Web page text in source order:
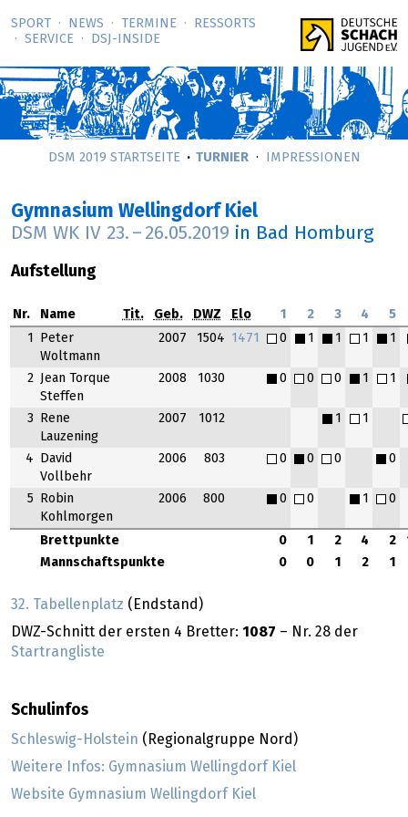
SPORT NEWS TERMINE
RESSORTS
SERVICE
DSJ-­INSIDE
DSM 2019 STARTSEITE TURNIER IMPRESSIONEN
Gymnasium Wellingdorf Kiel
DSM WK IV 23. – 26.05.2019 in Bad Homburg
Aufstellung
Nr. Name Tit. Geb. DWZ Elo 1 2 3 4 5
Brettpunkte 0 1 2 4 2
Mannschaftspunkte
0 0 1 2 1
1
Peter
Woltmann
2007 1504 1471 0 1 1 1 1
2
Jean Torque
Steffen
2008 1030 0 0 0 1 1
3
Rene
Lauzening
2007 1012 1 1
4
David
Vollbehr
2006 803 0 0 0 0
5
Robin
Kohlmorgen
2006 800 0 0 1 0
32. Tabellenplatz (Endstand)
DWZ-Schnitt der ersten 4 Bretter: 1087 – Nr. 28 der
Startrangliste
Schulinfos
Schleswig-Holstein (Regionalgruppe Nord)
Weitere Infos: Gymnasium Wellingdorf Kiel
Website Gymnasium Wellingdorf Kiel